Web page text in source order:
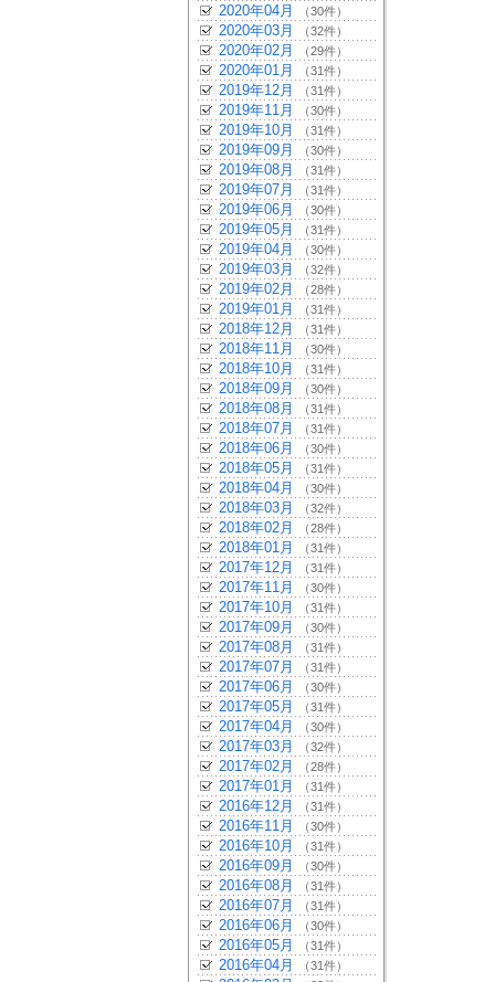
2020年04月 （30件）
2020年03月 （32件）
2020年02月 （29件）
2020年01月 （31件）
2019年12月 （31件）
2019年11月 （30件）
2019年10月 （31件）
2019年09月 （30件）
2019年08月 （31件）
2019年07月 （31件）
2019年06月 （30件）
2019年05月 （31件）
2019年04月 （30件）
2019年03月 （32件）
2019年02月 （28件）
2019年01月 （31件）
2018年12月 （31件）
2018年11月 （30件）
2018年10月 （31件）
2018年09月 （30件）
2018年08月 （31件）
2018年07月 （31件）
2018年06月 （30件）
2018年05月 （31件）
2018年04月 （30件）
2018年03月 （32件）
2018年02月 （28件）
2018年01月 （31件）
2017年12月 （31件）
2017年11月 （30件）
2017年10月 （31件）
2017年09月 （30件）
2017年08月 （31件）
2017年07月 （31件）
2017年06月 （30件）
2017年05月 （31件）
2017年04月 （30件）
2017年03月 （32件）
2017年02月 （28件）
2017年01月 （31件）
2016年12月 （31件）
2016年11月 （30件）
2016年10月 （31件）
2016年09月 （30件）
2016年08月 （31件）
2016年07月 （31件）
2016年06月 （30件）
2016年05月 （31件）
2016年04月 （31件）